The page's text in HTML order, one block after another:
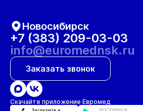
Новосибирск
+7 (383) 209-03-03
info@euromednsk.ru
Заказать звонок
Скачайте приложение Евромед